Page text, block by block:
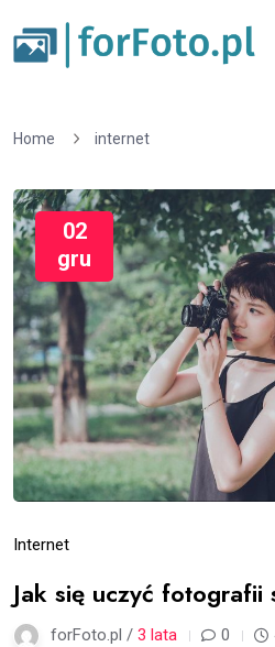
Home internet
02
gru
Internet
Jak się uczyć fotografii
forFoto.pl / 3 lata 0